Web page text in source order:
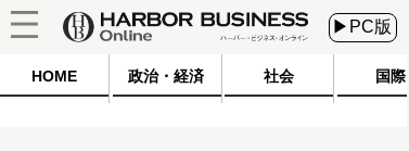
▶PC版
HOME 政治・経済 社会 国際